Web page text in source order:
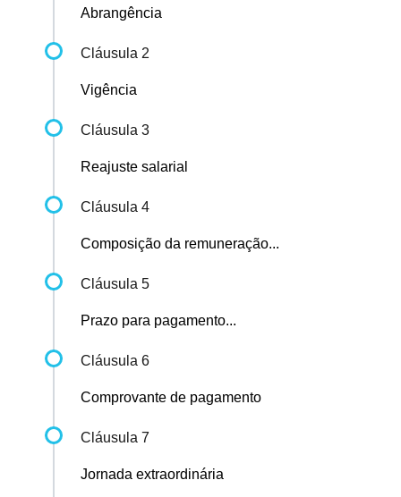
Abrangência
Cláusula 2
Vigência
Cláusula 3
Reajuste salarial
Cláusula 4
Composição da remuneração...
Cláusula 5
Prazo para pagamento...
Cláusula 6
Comprovante de pagamento
Cláusula 7
Jornada extraordinária